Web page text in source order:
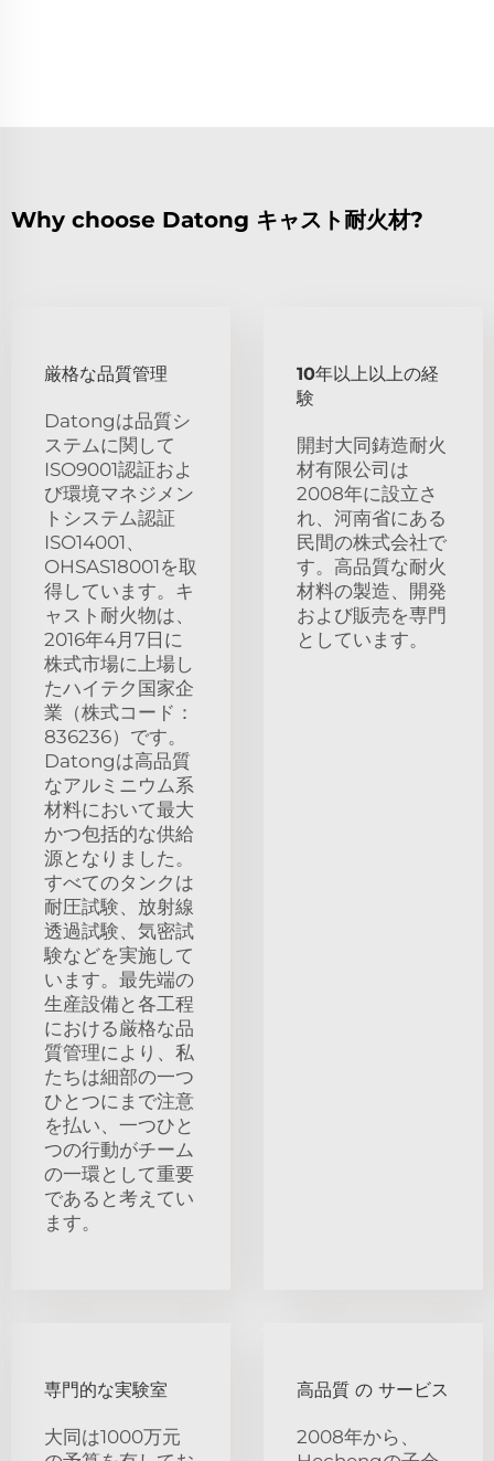
Why choose Datong キャスト耐火材?
厳格な品質管理
Datongは品質シ
ステムに関して
ISO9001認証およ
び環境マネジメン
トシステム認証
ISO14001、
OHSAS18001を取
得しています。キ
ャスト耐火物は、
2016年4月7日に
株式市場に上場し
たハイテク国家企
業（株式コード：
836236）です。
Datongは高品質
なアルミニウム系
材料において最大
かつ包括的な供給
源となりました。
すべてのタンクは
耐圧試験、放射線
透過試験、気密試
験などを実施して
います。最先端の
生産設備と各工程
における厳格な品
質管理により、私
たちは細部の一つ
ひとつにまで注意
を払い、一つひと
つの行動がチーム
の一環として重要
であると考えてい
ます。
10年以上以上の経
験
開封大同鋳造耐火
材有限公司は
2008年に設立さ
れ、河南省にある
民間の株式会社で
す。高品質な耐火
材料の製造、開発
および販売を専門
としています。
専門的な実験室
大同は1000万元
高品質 の サービス
2008年から、